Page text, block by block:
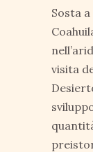
Sosta
visita